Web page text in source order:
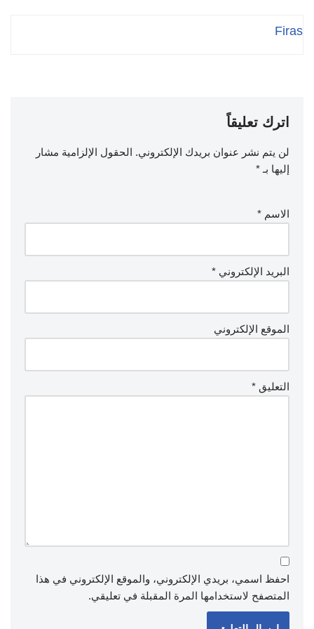
Firas
اترك تعليقاً
لن يتم نشر عنوان بريدك الإلكتروني. الحقول الإلزامية مشار
إليها بـ *
الاسم *
البريد الإلكتروني *
الموقع الإلكتروني
التعليق *
احفظ اسمي، بريدي الإلكتروني، والموقع الإلكتروني في هذا
المتصفح لاستخدامها المرة المقبلة في تعليقي.